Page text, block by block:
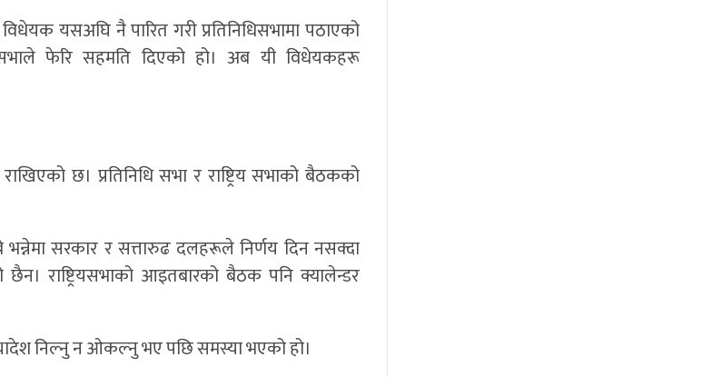
विधेयक यसअघि नै पारित गरी प्रतिनिधिसभामा पठाएको
फेरि सहमति दिएको हो। अब यी विधेयकहरू
छ। प्रतिनिधि सभा र राष्ट्रिय सभाको बैठकको
भन्नेमा सरकार र सत्तारुढ दलहरूले निर्णय दिन नसक्दा
राष्ट्रियसभाको आइतबारको बैठक पनि क्यालेन्डर
निल्नु न ओकल्नु भए पछि समस्या भएको हो।